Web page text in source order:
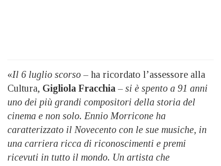
«Il 6 luglio scorso – ha ricordato l’assessore alla
Cultura, Gigliola Fracchia – si è spento a 91 anni
uno dei più grandi compositori della storia del
cinema e non solo. Ennio Morricone ha
caratterizzato il Novecento con le sue musiche, in
una carriera ricca di riconoscimenti e premi
ricevuti in tutto il mondo. Un artista che